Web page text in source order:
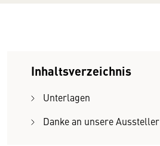
Inhaltsverzeichnis
Unterlagen
Danke an unsere Aussteller